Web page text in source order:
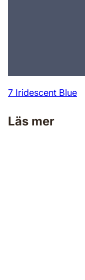
7 Iridescent Blue
Läs mer